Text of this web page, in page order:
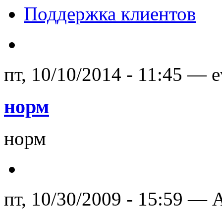
Поддержка клиентов
пт, 10/10/2014 - 11:45 —
норм
норм
пт, 10/30/2009 - 15:59 —